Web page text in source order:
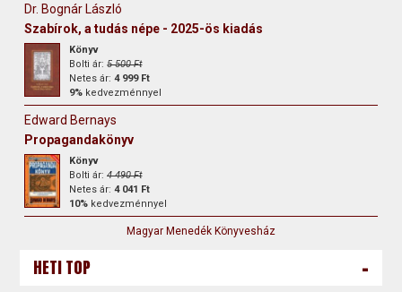
Dr. Bognár László
Szabírok, ​a tudás népe - 2025-ös kiadás
Könyv
Bolti ár:5 500 Ft
Netes ár:4 999 Ft
9% kedvezménnyel
Edward Bernays
Propagandakönyv
Könyv
Bolti ár:4 490 Ft
Netes ár:4 041 Ft
10% kedvezménnyel
Magyar Menedék Könyvesház
HETI TOP -